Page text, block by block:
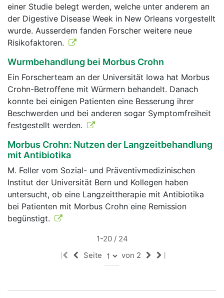
einer Studie belegt werden, welche unter anderem an
der Digestive Disease Week in New Orleans vorgestellt
wurde. Ausserdem fanden Forscher weitere neue
Risikofaktoren.
Wurmbehandlung bei Morbus Crohn
Ein Forscherteam an der Universität Iowa hat Morbus
Crohn-Betroffene mit Würmern behandelt. Danach
konnte bei einigen Patienten eine Besserung ihrer
Beschwerden und bei anderen sogar Symptomfreiheit
festgestellt werden.
Morbus Crohn: Nutzen der Langzeitbehandlung
mit Antibiotika
M. Feller vom Sozial- und Präventivmedizinischen
Institut der Universität Bern und Kollegen haben
untersucht, ob eine Langzeittherapie mit Antibiotika
bei Patienten mit Morbus Crohn eine Remission
begünstigt.
1-20 / 24
Seite von 2